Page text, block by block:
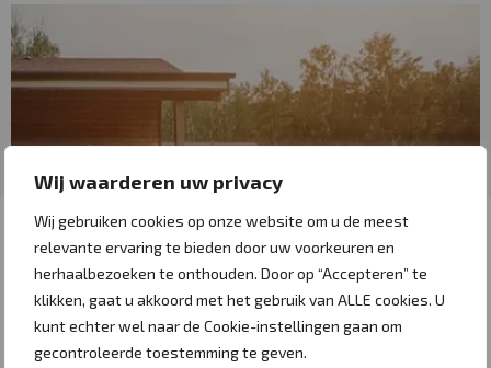
Wij waarderen uw privacy
Wij gebruiken cookies op onze website om u de meest
relevante ervaring te bieden door uw voorkeuren en
herhaalbezoeken te onthouden. Door op “Accepteren” te
klikken, gaat u akkoord met het gebruik van ALLE cookies. U
kunt echter wel naar de Cookie-instellingen gaan om
gecontroleerde toestemming te geven.
CATEGORIE
Locatie